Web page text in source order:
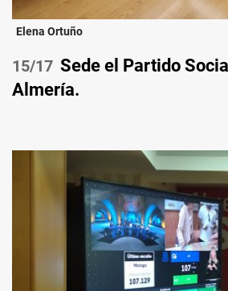
Elena Ortuño
/17 Sede el Partido
Almería.